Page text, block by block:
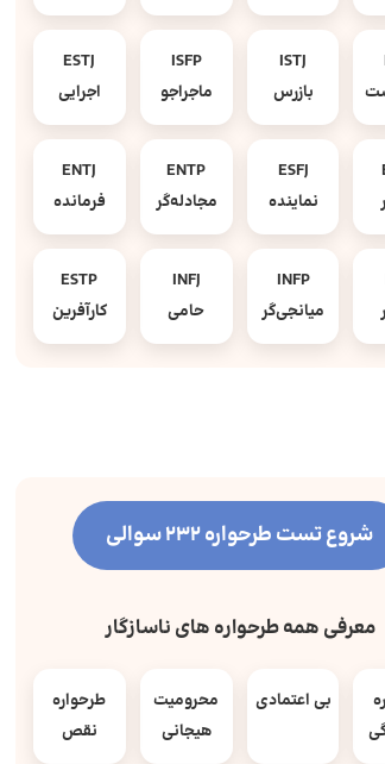
ISTJ
بازرس
ISFP
ماجراجو
ESTJ
اجرایی
ESFJ
نماینده
ENTP
مجادله‌گر
ENTJ
فرمانده
INFP
میانجی‌گر
INFJ
حامی
ESTP
کارآفرین
شروع تست طرحواره 232 سوالی
معرفی همه طرحواره های ناسازگار
بی اعتمادی
محرومیت
هیجانی
طرحواره
نقص